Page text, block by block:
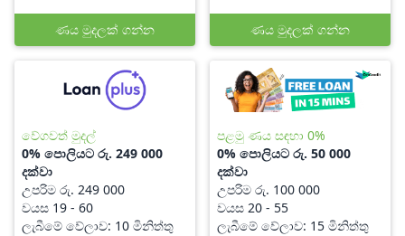
ණය මුදලක් ගන්න ණය මුදලක් ගන්න
වේගවත් මුදල්
0% පොලියට රු. 249 000
දක්වා
උපරිම රු. 249 000
වයස 19 - 60
ලැබීමේ වේලාව: 10 මිනිත්තු
පළමු ණය සඳහා 0%
0% පොලියට රු. 50 000
දක්වා
උපරිම රු. 100 000
වයස 20 - 55
ලැබීමේ වේලාව: 15 මිනිත්තු